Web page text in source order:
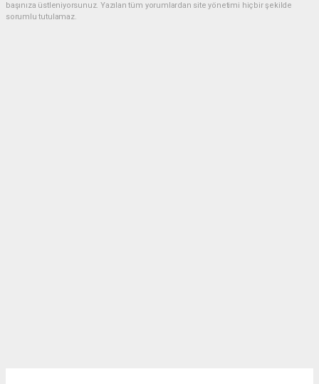
başınıza üstleniyorsunuz. Yazılan tüm yorumlardan site yönetimi hiçbir şekilde
sorumlu tutulamaz.